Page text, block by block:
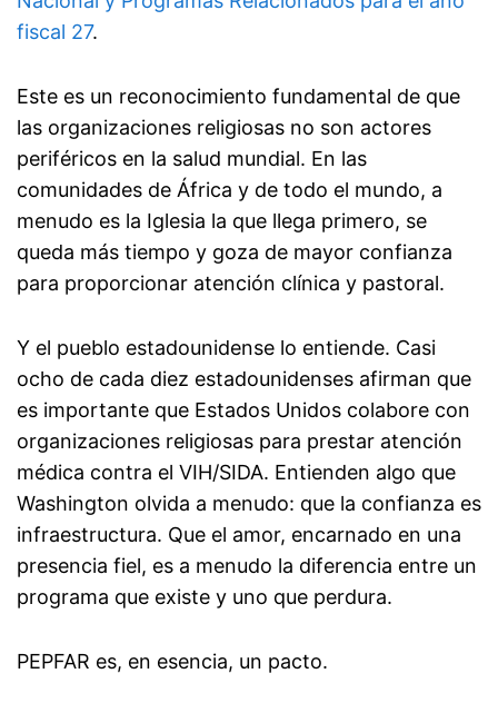
fiscal 27.
Este es un reconocimiento fundamental de que
las organizaciones religiosas no son actores
periféricos en la salud mundial. En las
comunidades de África y de todo el mundo, a
menudo es la Iglesia la que llega primero, se
queda más tiempo y goza de mayor confianza
para proporcionar atención clínica y pastoral.
Y el pueblo estadounidense lo entiende. Casi
ocho de cada diez estadounidenses afirman que
es importante que Estados Unidos colabore con
organizaciones religiosas para prestar atención
médica contra el VIH/SIDA. Entienden algo que
Washington olvida a menudo: que la confianza es
infraestructura. Que el amor, encarnado en una
presencia fiel, es a menudo la diferencia entre un
programa que existe y uno que perdura.
PEPFAR es, en esencia, un pacto.